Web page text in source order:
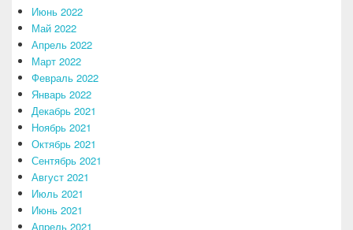
Июнь 2022
Май 2022
Апрель 2022
Март 2022
Февраль 2022
Январь 2022
Декабрь 2021
Ноябрь 2021
Октябрь 2021
Сентябрь 2021
Август 2021
Июль 2021
Июнь 2021
Апрель 2021